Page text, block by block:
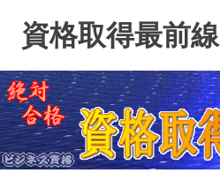
ン
ツ
へ
ス
キ
資格取得最前線